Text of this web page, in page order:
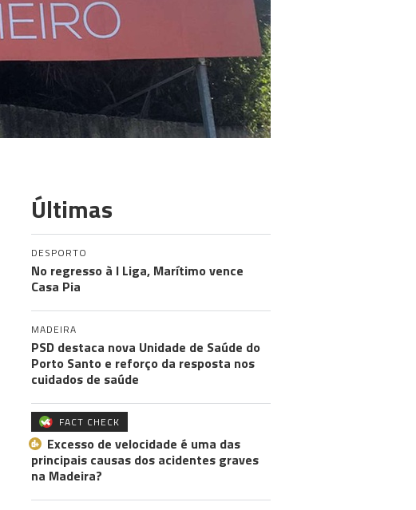
Últimas
DESPORTO
No regresso à I Liga, Marítimo vence
Casa Pia
MADEIRA
PSD destaca nova Unidade de Saúde do
Porto Santo e reforço da resposta nos
cuidados de saúde
FACT CHECK
Excesso de velocidade é uma das
principais causas dos acidentes graves
na Madeira?